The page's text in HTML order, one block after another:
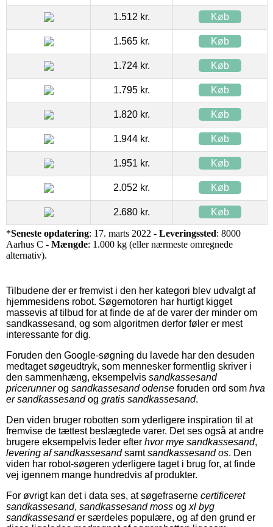
1.512 kr. Køb
1.565 kr. Køb
1.724 kr. Køb
1.795 kr. Køb
1.820 kr. Køb
1.944 kr. Køb
1.951 kr. Køb
2.052 kr. Køb
2.680 kr. Køb
*Seneste opdatering: 17. marts 2022 - Leveringssted: 8000
Aarhus C - Mængde: 1.000 kg (eller nærmeste omregnede
alternativ).
Tilbudene der er fremvist i den her kategori blev udvalgt af
hjemmesidens robot. Søgemotoren har hurtigt kigget
massevis af tilbud for at finde de af de varer der minder om
sandkassesand, og som algoritmen derfor føler er mest
interessante for dig.
Foruden den Google-søgning du lavede har den desuden
medtaget søgeudtryk, som mennesker formentlig skriver i
den sammenhæng, eksempelvis sandkassesand
pricerunnerog sandkassesand odense foruden ord som hva
er sandkassesandog gratis sandkassesand.
Den viden bruger robotten som yderligere inspiration til at
fremvise de tættest beslægtede varer. Det ses også at andre
brugere eksempelvis leder efter hvor mye sandkassesand,
levering af sandkassesandsamtsandkassesand os. Den
viden har robot-søgeren yderligere taget i brug for, at finde
vej igennem mange hundredvis af produkter.
For øvrigt kan det i data ses, at søgefraserne certificeret
sandkassesand, sandkassesand moss og xl byg
sandkassesander særdeles populære, og af den grund er